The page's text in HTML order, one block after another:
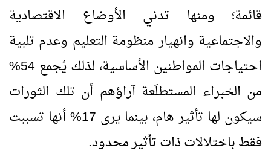
قائمة؛ ومنها تدني الأوضاع الاقتصادية
والاجتماعية وانهيار منظومة التعليم وعدم تلبية
احتياجات المواطنين الأساسية، لذلك يُجمع 54%
من الخبراء المستطلَعة آراؤهم أن تلك الثورات
سيكون لها تأثير هام، بينما يرى 17% أنها تسببت
فقط باختلالات ذات تأثير محدود.